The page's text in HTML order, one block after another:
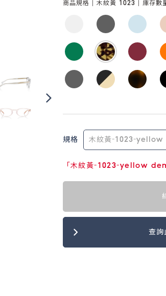
商品規格 | 木紋黃 1023 | 庫存數
規格
「木紋黃-1023-yellow
查詢